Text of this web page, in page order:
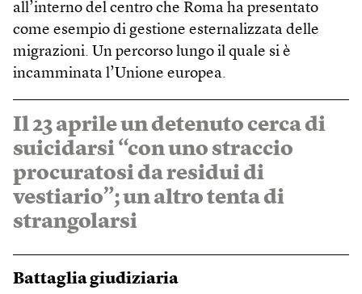
all’interno del centro che Roma ha presentato
come esempio di gestione esternalizzata delle
migrazioni. Un percorso lungo il quale si è
incamminata l’Unione europea.
Il 23 aprile un detenuto cerca di
suicidarsi “con uno straccio
procuratosi da residui di
vestiario”; un altro tenta di
strangolarsi
Battaglia giudiziaria